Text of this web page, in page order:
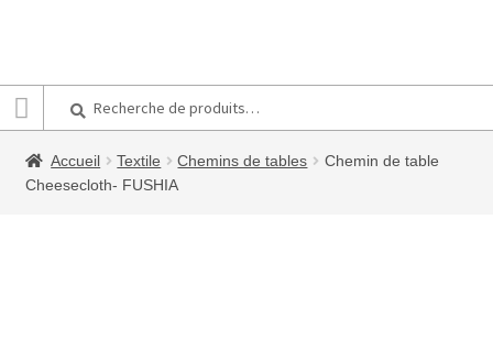
pour :
Accueil Textile Chemins de tables
Chemin de table
Cheesecloth- FUSHIA